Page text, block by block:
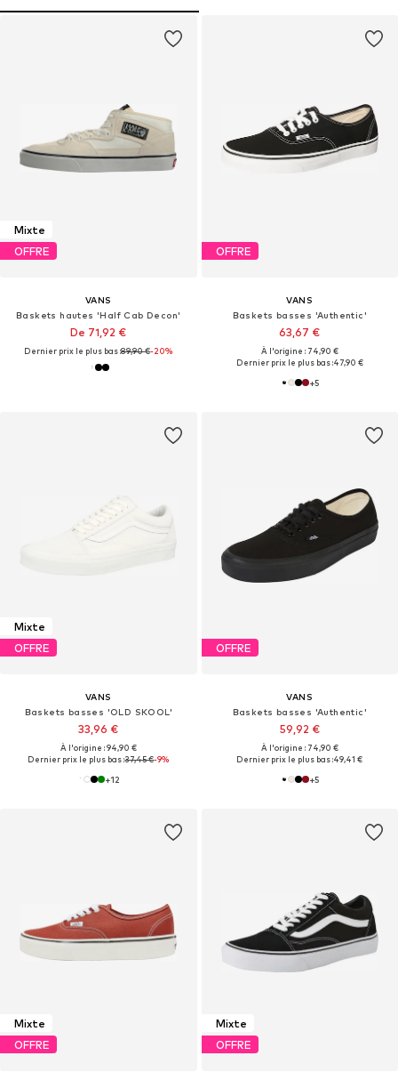
Mixte
OFFRE
VANS
Baskets hautes 'Half Cab Decon'
De 71,92 €
Dernier prix le plus bas :89,90 €-20%
OFFRE
VANS
Baskets basses 'Authentic'
63,67 €
À l'origine : 74,90 €
Dernier prix le plus bas :47,90 €
+5
Mixte
OFFRE
VANS
Baskets basses 'OLD SKOOL'
33,96 €
À l'origine : 94,90 €
Dernier prix le plus bas :37,45 €-9%
+12
OFFRE
VANS
Baskets basses 'Authentic'
59,92 €
À l'origine : 74,90 €
Dernier prix le plus bas :49,41 €
+5
Mixte
OFFRE
Mixte
OFFRE